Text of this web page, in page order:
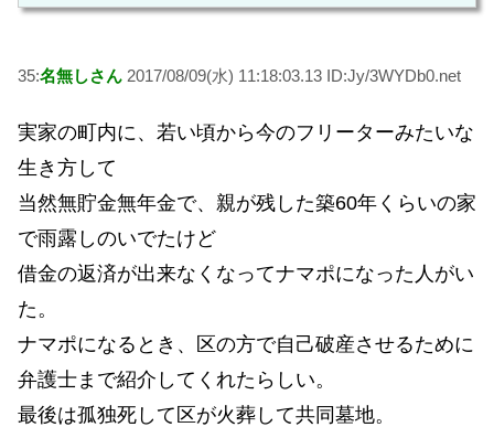
35:名無しさん 2017/08/09(水) 11:18:03.13 ID:Jy/3WYDb0.net
実家の町内に、若い頃から今のフリーターみたいな
生き方して
当然無貯金無年金で、親が残した築60年くらいの家
で雨露しのいでたけど
借金の返済が出来なくなってナマポになった人がい
た。
ナマポになるとき、区の方で自己破産させるために
弁護士まで紹介してくれたらしい。
最後は孤独死して区が火葬して共同墓地。